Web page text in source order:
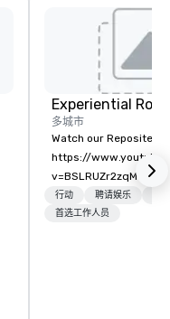
多城市
Watch our Reposite
https://
v=BSLRUZr2zqM
Routine. Connection
Precision over
行动 聘请娱乐
首选工作人员